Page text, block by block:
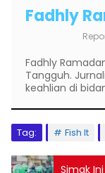
Fadhly
Fadhly
Tangguh.
keahlian di
Tag: Fish It
Simak